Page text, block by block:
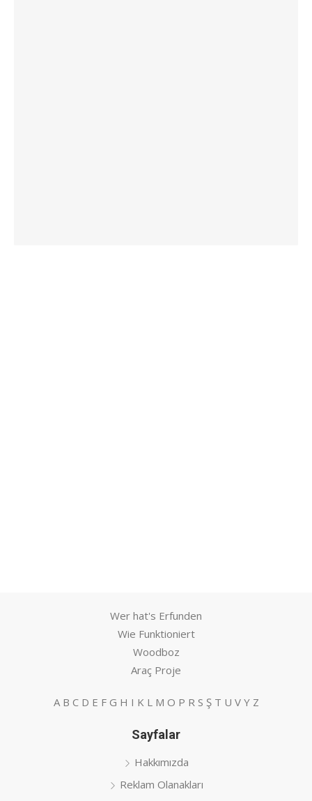
Wer hat's Erfunden
Wie Funktioniert
Woodboz
Araç Proje
A B C D E F G H I K L M O P R S Ş T U V Y Z
Sayfalar
Hakkımızda
Reklam Olanakları